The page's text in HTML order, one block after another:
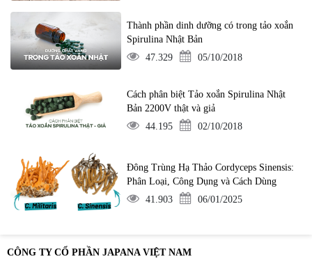
Thành phần dinh dưỡng có trong tảo xoắn
Spirulina Nhật Bản
47.329
05/10/2018
Cách phân biệt Tảo xoắn Spirulina Nhật
Bản 2200V thật và giả
44.195
02/10/2018
Đông Trùng Hạ Thảo Cordyceps Sinensis:
Phân Loại, Công Dụng và Cách Dùng
41.903
06/01/2025
CÔNG TY CỔ PHẦN JAPANA VIỆT NAM